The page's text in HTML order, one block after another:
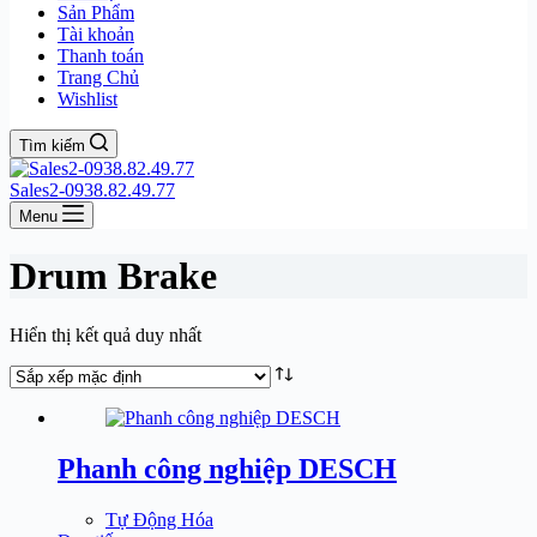
Sản Phẩm
Tài khoản
Thanh toán
Trang Chủ
Wishlist
Tìm kiếm
Sales2-0938.82.49.77
Menu
Drum Brake
Hiển thị kết quả duy nhất
Phanh công nghiệp DESCH
Tự Động Hóa